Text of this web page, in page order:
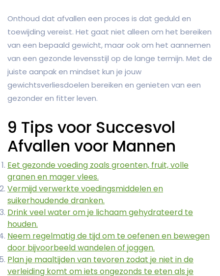
Onthoud dat afvallen een proces is dat geduld en
toewijding vereist. Het gaat niet alleen om het bereiken
van een bepaald gewicht, maar ook om het aannemen
van een gezonde levensstijl op de lange termijn. Met de
juiste aanpak en mindset kun je jouw
gewichtsverliesdoelen bereiken en genieten van een
gezonder en fitter leven.
9 Tips voor Succesvol
Afvallen voor Mannen
Eet gezonde voeding zoals groenten, fruit, volle
granen en mager vlees.
Vermijd verwerkte voedingsmiddelen en
suikerhoudende dranken.
Drink veel water om je lichaam gehydrateerd te
houden.
Neem regelmatig de tijd om te oefenen en bewegen
door bijvoorbeeld wandelen of joggen.
Plan je maaltijden van tevoren zodat je niet in de
verleiding komt om iets ongezonds te eten als je